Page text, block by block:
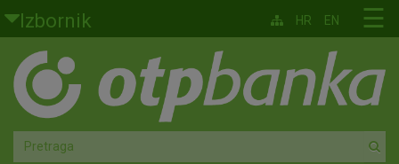
Skoči na glavni sadržaj
Izbornik
Građani
Privatno bankarstvo
Agro
☰
HR EN